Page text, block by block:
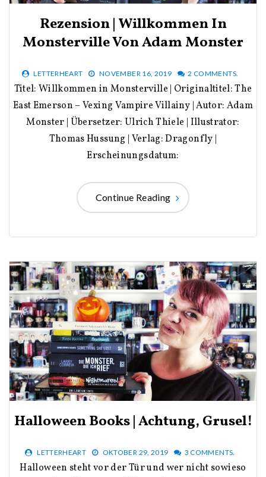
Rezension | Willkommen In
Monsterville Von Adam Monster
LETTERHEART NOVEMBER 16, 2019 2 COMMENTS.
Titel: Willkommen in Monsterville | Originaltitel: The
East Emerson – Vexing Vampire Villainy | Autor: Adam
Monster | Übersetzer: Ulrich Thiele | Illustrator:
Thomas Hussung | Verlag: Dragonfly |
Erscheinungsdatum:
Continue Reading
Halloween Books | Achtung, Grusel!
LETTERHEART OKTOBER 29, 2019 3 COMMENTS.
Halloween steht vor der Tür und wer nicht sowieso